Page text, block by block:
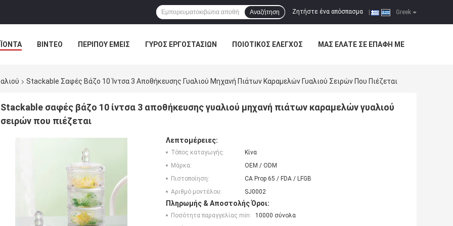
Greek
Ζητήστε ένα απόσπασμα
Αναζήτηση
ΒΊΝΤΕΟ ΠΕΡΊΠΟΥ ΕΜΕΊΣ ΓΎΡΟΣ ΕΡΓΟΣΤΑΣΊΩΝ ΠΟΙΟΤΙΚΌΣ ΈΛΕΓΧΟΣ ΜΑΣ ΕΛΆΤΕ ΣΕ ΕΠΑΦΉ ΜΕ
Stackable Σαφές Βάζο 10 Ίντσα 3 Αποθήκευσης Γυαλιού Μηχανή Πιάτων Καραμελών Γυαλιού Σειρών Που Πιέζεται
Stackable σαφές βάζο 10 ίντσα 3 αποθήκευσης γυαλιού μηχανή πιάτων καραμελών γυαλιού
σειρών που πιέζεται
Λεπτομέρειες:
Τόπος καταγωγής:
Κίνα
Μάρκα:
OEM / ODM
Πιστοποίηση:
CA Prop 65 / FDA / LFGB
Αριθμό μοντέλου:
SJ0002
Πληρωμής & Αποστολής Όροι:
Ποσότητα παραγγελίας min:
10000 σύνολα